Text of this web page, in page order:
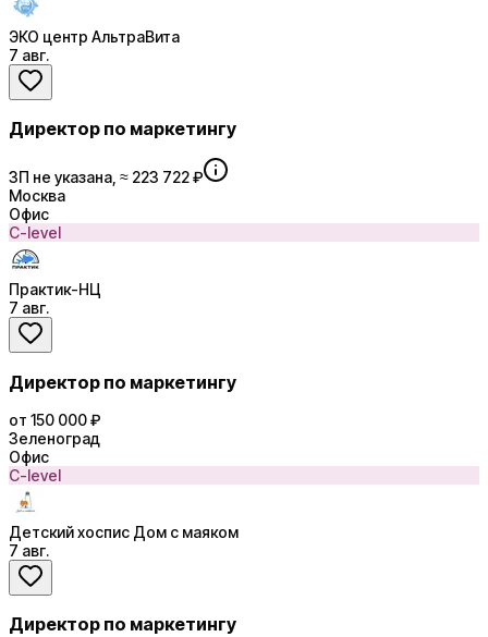
ЭКО центр АльтраВита
7 авг.
Директор по маркетингу
ЗП не указана, ≈ 223 722 ₽
Москва
Офис
C-level
Практик-НЦ
7 авг.
Директор по маркетингу
от 150 000 ₽
Зеленоград
Офис
C-level
Детский хоспис Дом с маяком
7 авг.
Директор по маркетингу